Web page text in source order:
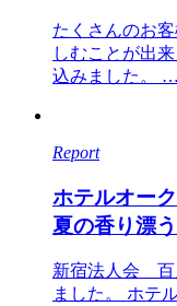
たくさんのお
しむことが出
込みました。 …
Report
ホテルオー
夏の香り漂
新宿法人会 百
ました。 ホテ